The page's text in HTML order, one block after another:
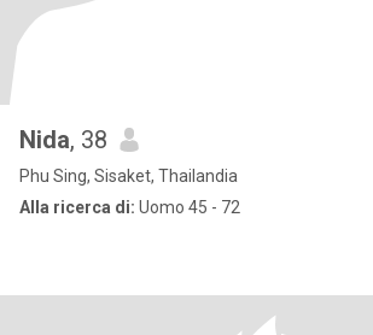
Nida, 38
Phu Sing, Sisaket, Thailandia
Alla ricerca di: Uomo 45 - 72